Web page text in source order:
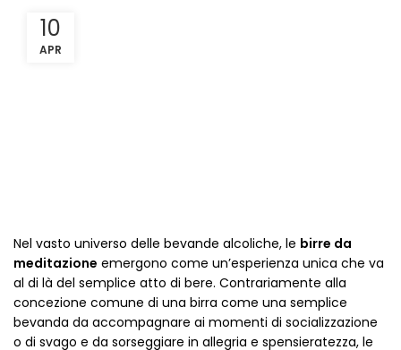
10
APR
Nel vasto universo delle bevande alcoliche, le birre da
meditazione emergono come un’esperienza unica che va
al di là del semplice atto di bere. Contrariamente alla
concezione comune di una birra come una semplice
bevanda da accompagnare ai momenti di socializzazione
o di svago e da sorseggiare in allegria e spensieratezza, le